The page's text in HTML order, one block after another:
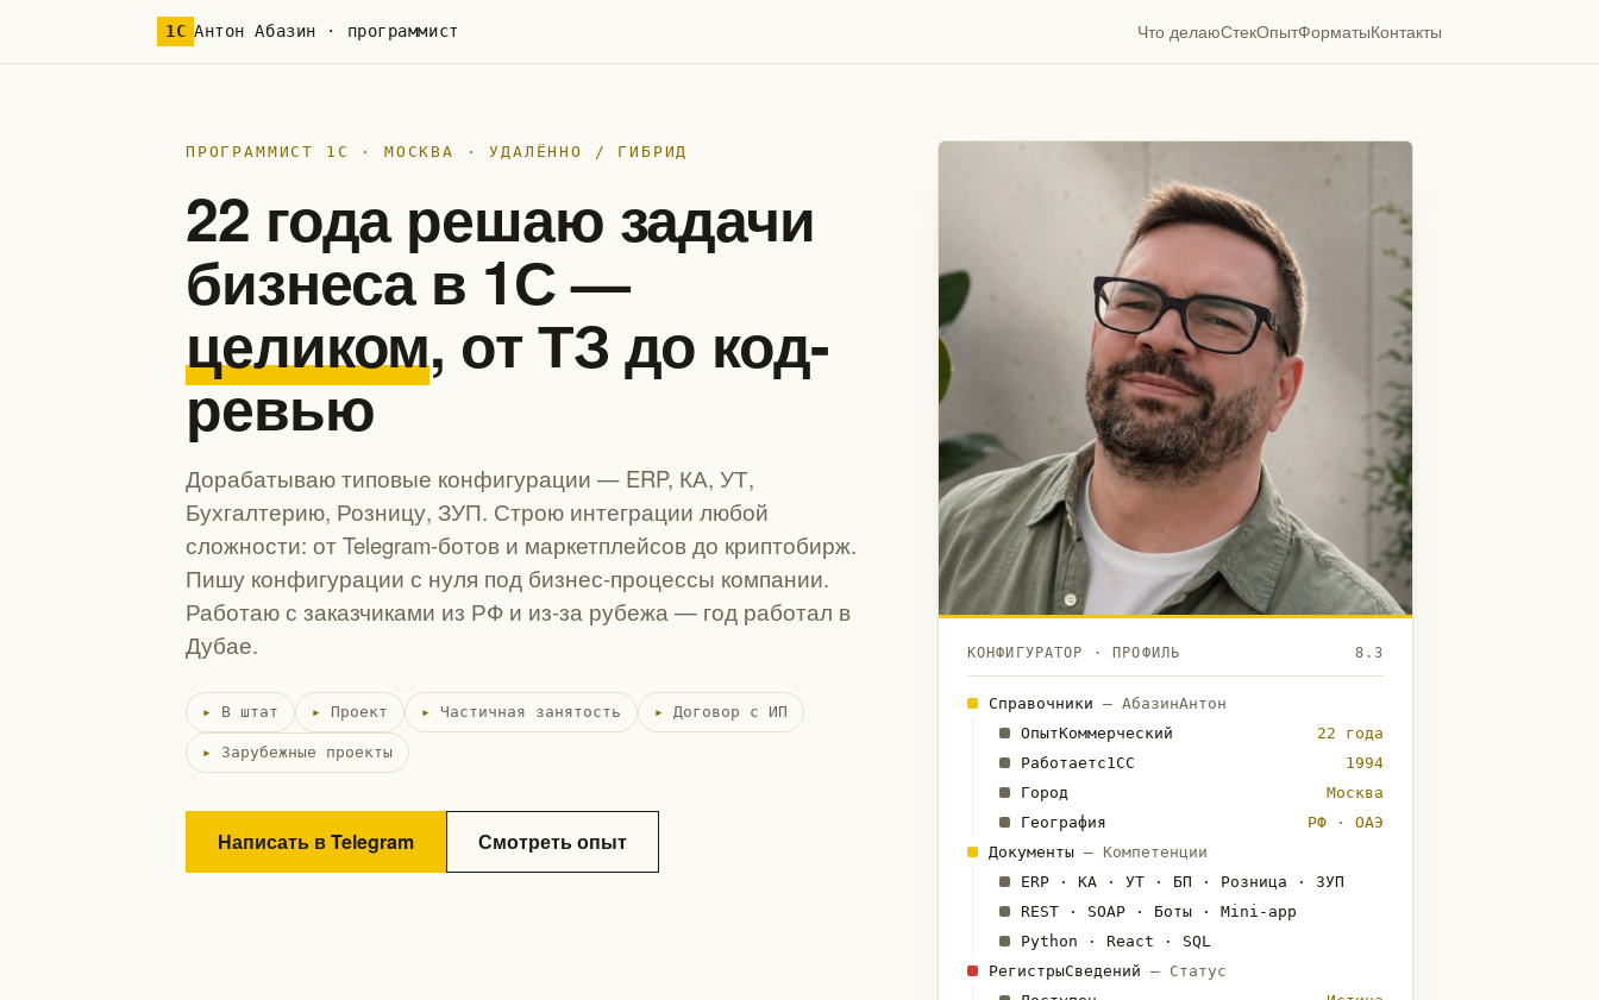
1С Антон Абазин · программист Что делаюСтекОпытФорматыКонтакты
ПРОГРАММИСТ 1С · МОСКВА · УДАЛЁННО / ГИБРИД
22 года решаю задачи
бизнеса в 1С —
целиком, от ТЗ до код-
ревью
Дорабатываю типовые конфигурации — ERP, КА, УТ,
Бухгалтерию, Розницу, ЗУП. Строю интеграции любой
сложности: от Telegram-ботов и маркетплейсов до криптобирж.
Пишу конфигурации с нуля под бизнес-процессы компании.
Работаю с заказчиками из РФ и из-за рубежа — год работал в
Дубае.
В штат Проект Частичная занятость Договор с ИП
Зарубежные проекты
Написать в Telegram Смотреть опыт
КОНФИГУРАТОР · ПРОФИЛЬ 8.3
Справочники — АбазинАнтон
ОпытКоммерческий
22 года
Работаетс1СС
1994
Город
Москва
География
РФ · ОАЭ
Документы — Компетенции
ERP · КА · УТ · БП · Розница · ЗУП
REST · SOAP · Боты · Mini-app
Python · React · SQL
РегистрыСведений — Статус